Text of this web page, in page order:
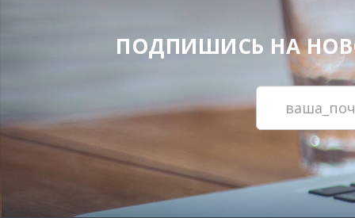
ПОДПИШИСЬ НА